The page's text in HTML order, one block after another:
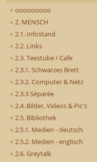
ooooooooo
2. MENSCH
2.1. Infostand
2.2. Links
2.3. Teestube / Cafe
2.3.1. Schwarzes Brett
2.3.2. Computer & Netz
2.3.3 Séparée
2.4. Bilder, Videos & Pic's
2.5. Bibliothek
2.5.1. Medien - deutsch
2.5.2. Medien - englisch
2.6. Greytalk